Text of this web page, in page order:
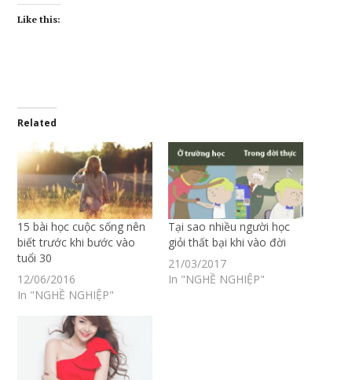
Like this:
Related
15 bài học cuộc sống nên
biết trước khi bước vào
tuổi 30
12/06/2016
In "NGHỀ NGHIỆP"
Tại sao nhiều người học
giỏi thất bại khi vào đời
21/03/2017
In "NGHỀ NGHIỆP"